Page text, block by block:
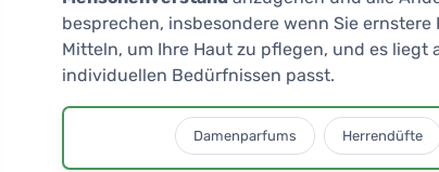
besprechen, insbesondere wenn Sie
Mitteln, um Ihre Haut zu pflegen, und es liegt
individuellen Bedürfnissen passt.
Damenparfums Herrendüfte